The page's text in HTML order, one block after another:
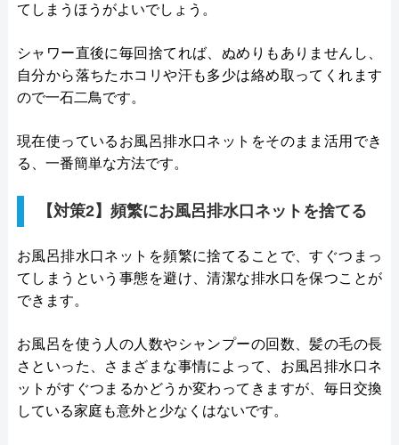
てしまうほうがよいでしょう。
シャワー直後に毎回捨てれば、ぬめりもありませんし、
自分から落ちたホコリや汗も多少は絡め取ってくれます
ので一石二鳥です。
現在使っているお風呂排水口ネットをそのまま活用でき
る、一番簡単な方法です。
【対策2】頻繁にお風呂排水口ネットを捨てる
お風呂排水口ネットを頻繁に捨てることで、すぐつまっ
てしまうという事態を避け、清潔な排水口を保つことが
できます。
お風呂を使う人の人数やシャンプーの回数、髪の毛の長
さといった、さまざまな事情によって、お風呂排水口ネ
ットがすぐつまるかどうか変わってきますが、毎日交換
している家庭も意外と少なくはないです。